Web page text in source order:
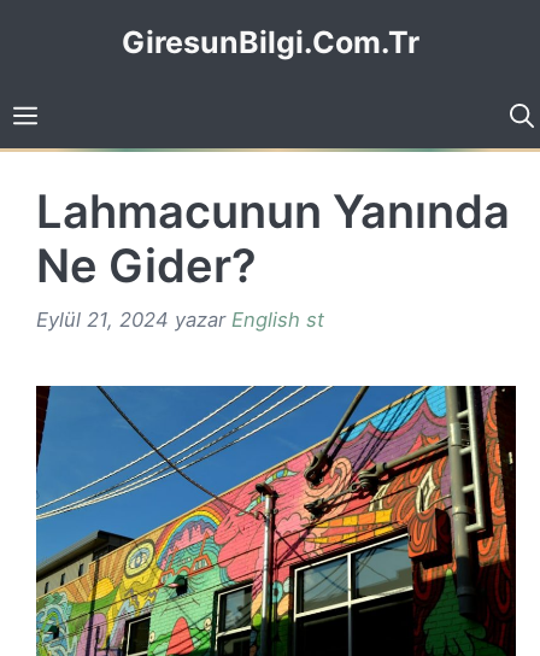
GiresunBilgi.Com.Tr
Lahmacunun Yanında
Ne Gider?
Eylül 21, 2024 yazar English st